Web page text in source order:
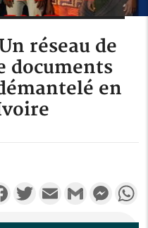
réseau de
documents
en
FacebookTwitterEmail Gmail